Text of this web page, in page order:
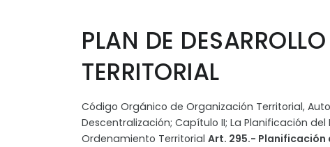
PLAN DE DESARROLLO
TERRITORIAL
Código Orgánico de Organización Territorial,
Descentralización; Capítulo II; La Planificación del
Ordenamiento Territorial Art. 295.-